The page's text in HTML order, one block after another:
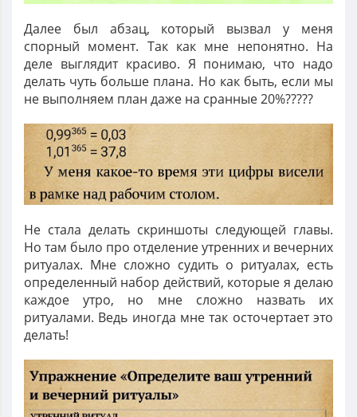
Далее был абзац, который вызвал у меня
спорный момент. Так как мне непонятно. На
деле выглядит красиво. Я понимаю, что надо
делать чуть больше плана. Но как быть, если мы
не выполняем план даже на сранные 20%?????
Не стала делать скриншоты следующей главы.
Но там было про отделение утренних и вечерних
ритуалах. Мне сложно судить о ритуалах, есть
определенный набор действий, которые я делаю
каждое утро, но мне сложно назвать их
ритуалами. Ведь иногда мне так осточертает это
делать!